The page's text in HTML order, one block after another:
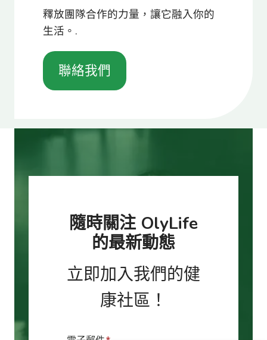
釋放團隊合作的力量，讓它融入你的
生活。.
聯絡我們
隨時關注 OlyLife
的最新動態
立即加入我們的健
康社區！